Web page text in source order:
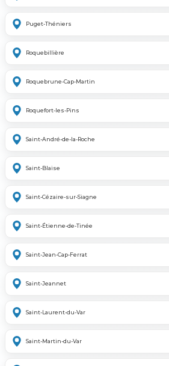
Puget-Théniers
Roquebillière
Roquebrune-Cap-Martin
Roquefort-les-Pins
Saint-André-de-la-Roche
Saint-Blaise
Saint-Cézaire-sur-Siagne
Saint-Étienne-de-Tinée
Saint-Jean-Cap-Ferrat
Saint-Jeannet
Saint-Laurent-du-Var
Saint-Martin-du-Var